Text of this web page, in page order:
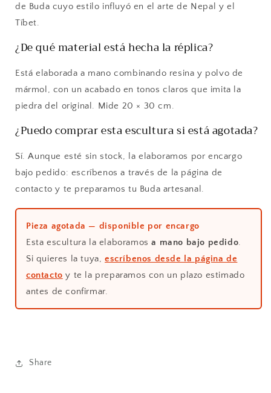
de Buda cuyo estilo influyó en el arte de Nepal y el
Tíbet.
¿De qué material está hecha la réplica?
Está elaborada a mano combinando resina y polvo de
mármol, con un acabado en tonos claros que imita la
piedra del original. Mide 20 × 30 cm.
¿Puedo comprar esta escultura si está agotada?
Sí. Aunque esté sin stock, la elaboramos por encargo
bajo pedido: escríbenos a través de la página de
contacto y te preparamos tu Buda artesanal.
Pieza agotada — disponible por encargo
Esta escultura la elaboramosa mano bajo pedido.
Si quieres la tuya, escríbenos desde la página de
contacto y te la preparamos con un plazo estimado
antes de confirmar.
Share